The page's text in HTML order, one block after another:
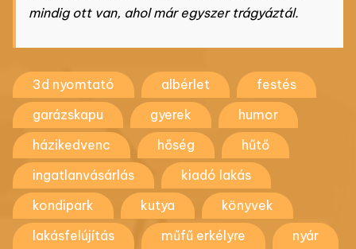
mindig ott van, ahol már egyszer trágyáztál.
3d nyomtató albérlet
festés
garázskapu
gyerek
humor
házikedvenc
hőség
hűtő
ingatlanvásárlás
kiadó lakás
kondipark
kutya
könyvek
lakásfelújítás
műfű erkélyre nyár